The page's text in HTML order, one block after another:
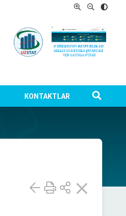
KONTAKTLAR